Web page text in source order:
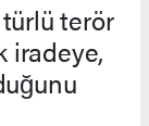
terör
iradeye,